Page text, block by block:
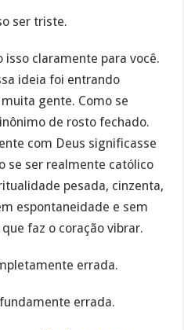
ser triste.
claramente para você.
ideia foi entrando
gente. Como se
de rosto fechado.
com Deus significasse
se ser realmente católico
pesada, cinzenta,
espontaneidade e sem
faz o coração vibrar.
errada.
errada.